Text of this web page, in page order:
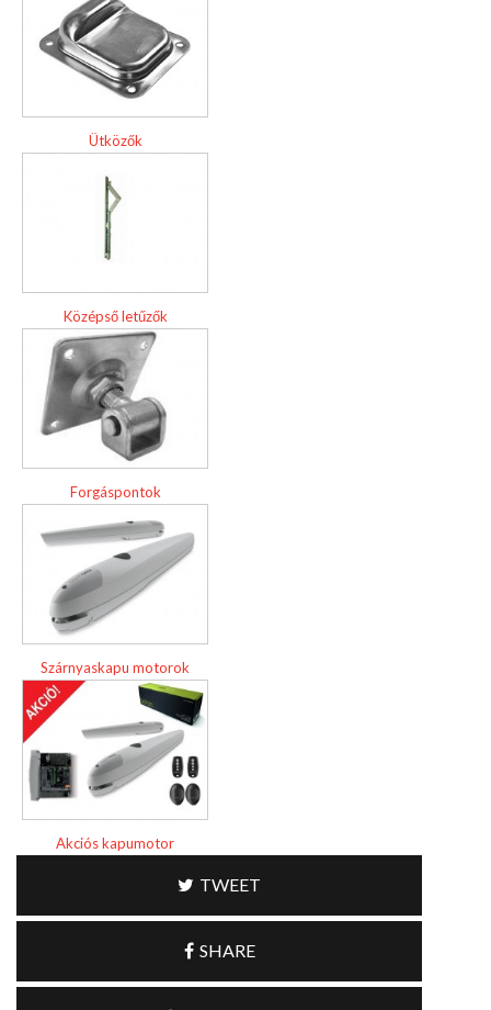
Ütközők
Középső letűzők
Forgáspontok
Szárnyaskapu motorok
Akciós kapumotor
TWEET
SHARE